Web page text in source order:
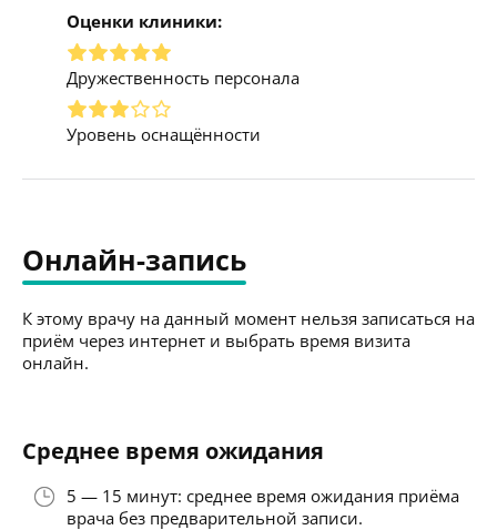
Оценки клиники:
Дружественность персонала
Уровень оснащённости
Онлайн-запись
К этому врачу на данный момент нельзя записаться на
приём через интернет и выбрать время визита
онлайн.
Среднее время ожидания
5 — 15 минут: среднее время ожидания приёма
врача без предварительной записи.